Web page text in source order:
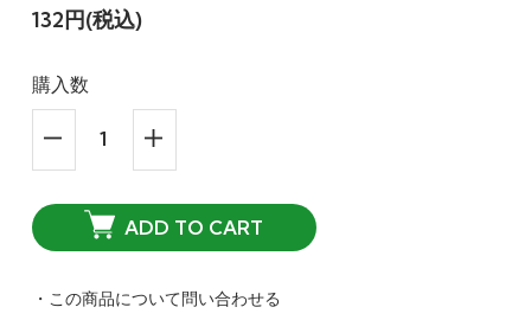
132円(税込)
購入数
ADD TO CART
・この商品について問い合わせる